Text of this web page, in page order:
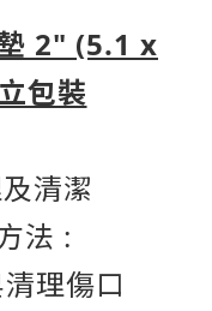
2" (5.1 x
包裝
清潔
法 :
理傷口